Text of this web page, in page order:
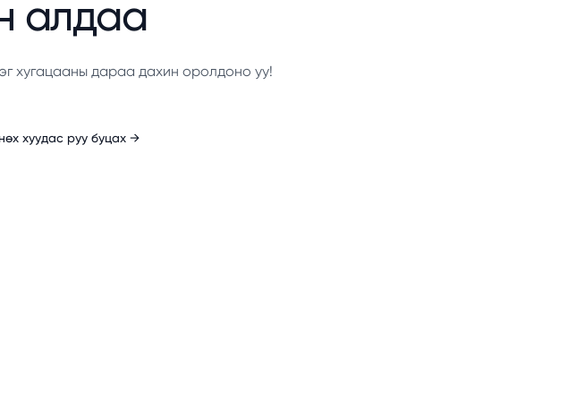
алдаа
хугацааны дараа дахин оролдоно уу!
хуудас руу буцах →